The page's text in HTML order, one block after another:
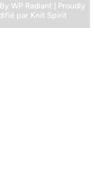
By WP Radiant | Proudly
par Knit Spirit